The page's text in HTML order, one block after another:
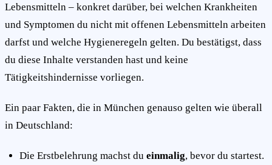
Lebensmitteln – konkret darüber, bei welchen Krankheiten
und Symptomen du nicht mit offenen Lebensmitteln arbeiten
darfst und welche Hygieneregeln gelten. Du bestätigst, dass
du diese Inhalte verstanden hast und keine
Tätigkeitshindernisse vorliegen.
Ein paar Fakten, die in München genauso gelten wie überall
in Deutschland:
Die Erstbelehrung machst du einmalig, bevor du startest.